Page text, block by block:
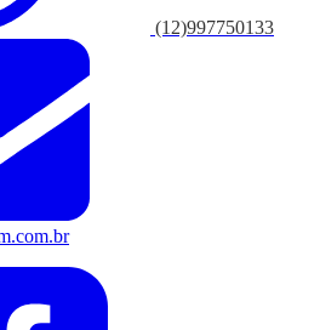
(12)997750133